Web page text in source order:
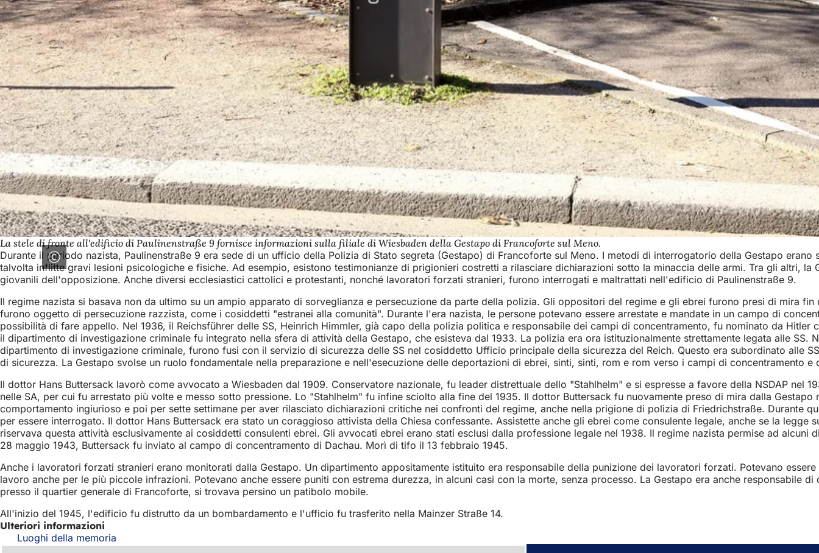
La stele di fronte all'edificio di Paulinenstraße 9 fornisce informazioni sulla filiale di Wiesbaden della Gestapo di Francoforte sul Meno.
Durante il periodo nazista, Paulinenstraße 9 era sede di un ufficio della Polizia di Stato segreta (Gestapo) di Francoforte sul Meno. I metodi di interrogatorio della Gestapo
talvolta inflitte gravi lesioni psicologiche e fisiche. Ad esempio, esistono testimonianze di prigionieri costretti a rilasciare dichiarazioni sotto la minaccia delle armi. Tra gli altri, la
giovanili dell'opposizione. Anche diversi ecclesiastici cattolici e protestanti, nonché lavoratori forzati stranieri, furono interrogati e maltrattati nell'edificio di Paulinenstraße 9.
Il regime nazista si basava non da ultimo su un ampio apparato di sorveglianza e persecuzione da parte della polizia. Gli oppositori del regime e gli ebrei furono presi di mira
furono oggetto di persecuzione razzista, come i cosiddetti "estranei alla comunità". Durante l'era nazista, le persone potevano essere arrestate e mandate in un campo di
possibilità di fare appello. Nel 1936, il Reichsführer delle SS, Heinrich Himmler, già capo della polizia politica e responsabile dei campi di concentramento, fu nominato da
il dipartimento di investigazione criminale fu integrato nella sfera di attività della Gestapo, che esisteva dal 1933. La polizia era ora istituzionalmente strettamente legata alle SS.
dipartimento di investigazione criminale, furono fusi con il servizio di sicurezza delle SS nel cosiddetto Ufficio principale della sicurezza del Reich. Questo era subordinato alle
di sicurezza. La Gestapo svolse un ruolo fondamentale nella preparazione e nell'esecuzione delle deportazioni di ebrei, sinti, sinti, rom e rom verso i campi di concentramento e
Il dottor Hans Buttersack lavorò come avvocato a Wiesbaden dal 1909. Conservatore nazionale, fu leader distrettuale dello "Stahlhelm" e si espresse a favore della NSDAP nel
nelle SA, per cui fu arrestato più volte e messo sotto pressione. Lo "Stahlhelm" fu infine sciolto alla fine del 1935. Il dottor Buttersack fu nuovamente preso di mira dalla Gestapo
comportamento ingiurioso e poi per sette settimane per aver rilasciato dichiarazioni critiche nei confronti del regime, anche nella prigione di polizia di Friedrichstraße. Durante
per essere interrogato. Il dottor Hans Buttersack era stato un coraggioso attivista della Chiesa confessante. Assistette anche gli ebrei come consulente legale, anche se la legge
riservava questa attività esclusivamente ai cosiddetti consulenti ebrei. Gli avvocati ebrei erano stati esclusi dalla professione legale nel 1938. Il regime nazista permise ad alcuni
28 maggio 1943, Buttersack fu inviato al campo di concentramento di Dachau. Morì di tifo il 13 febbraio 1945.
Anche i lavoratori forzati stranieri erano monitorati dalla Gestapo. Un dipartimento appositamente istituito era responsabile della punizione dei lavoratori forzati. Potevano
lavoro anche per le più piccole infrazioni. Potevano anche essere puniti con estrema durezza, in alcuni casi con la morte, senza processo. La Gestapo era anche responsabile
presso il quartier generale di Francoforte, si trovava persino un patibolo mobile.
All'inizio del 1945, l'edificio fu distrutto da un bombardamento e l'ufficio fu trasferito nella Mainzer Straße 14.
Ulteriori informazioni
Luoghi della memoria